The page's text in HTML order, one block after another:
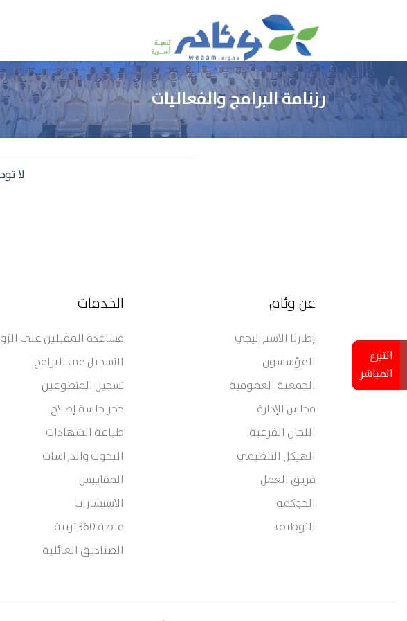
رزنامة البرامج والفعاليات
لا
عن وئام
إطارنا الاستراتيجي
المؤسسون
الجمعية العمومية
مجلس الإدارة
اللجان الفرعية
الهيكل التنظيمي
فريق العمل
الحوكمة
التوظيف
الخدمات
مساعدة المقبلين على
التسجيل في البرامج
تسجيل المتطوعين
حجز جلسة إصلاح
طباعة الشهادات
البحوث والدراسات
المقاييس
الاستشارات
منصة 360 تربية
الصناديق العائلية
التبرع
المباشر